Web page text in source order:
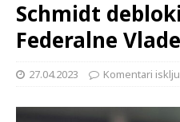
HOME VIJESTI
formiranje Federalne Vlade
Schmidt